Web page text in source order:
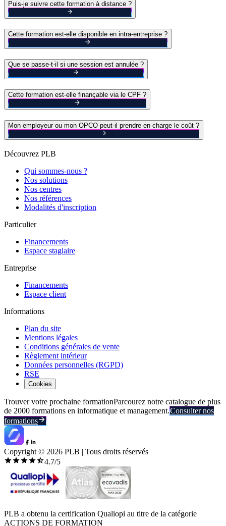
Puis-je suivre cette formation à distance ?
Cette formation est-elle disponible en intra-entreprise ?
Que se passe-t-il si une session est annulée ?
Cette formation est-elle finançable via le CPF ?
Mon employeur ou mon OPCO peut-il prendre en charge le coût ?
Découvrez PLB
Qui sommes-nous ?
Nos solutions
Nos centres
Nos références
Modalités d'inscription
Particulier
Financements
Espace stagiaire
Entreprise
Financements
Espace client
Informations
Plan du site
Mentions légales
Conditions générales de vente
Règlement intérieur
Données personnelles (RGPD)
RSE
Cookies
Trouver votre prochaine formationParcourez notre catalogue de plus
de 2000 formations en informatique et management.Consulter nos
formations
Copyright © 2026 PLB | Tous droits réservés
4.7/5
PLB a obtenu la certification Qualiopi au titre de la catégorie
ACTIONS DE FORMATION